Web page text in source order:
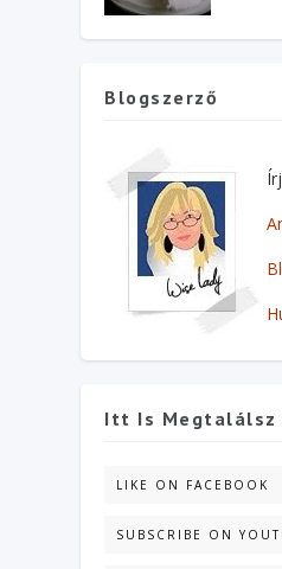
Blogszerző
Itt Is Megtalálsz
LIKE ON FACEBOOK
SUBSCRIBE ON